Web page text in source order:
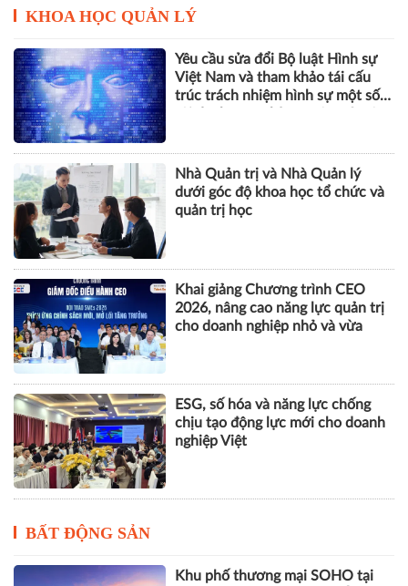
KHOA HỌC QUẢN LÝ
Yêu cầu sửa đổi Bộ luật Hình sự
Việt Nam và tham khảo tái cấu
trúc trách nhiệm hình sự một số
Nhà Quản trị và Nhà Quản lý
dưới góc độ khoa học tổ chức và
quản trị học
Khai giảng Chương trình CEO
2026, nâng cao năng lực quản trị
cho doanh nghiệp nhỏ và vừa
ESG, số hóa và năng lực chống
chịu tạo động lực mới cho doanh
nghiệp Việt
BẤT ĐỘNG SẢN
Khu phố thương mại SOHO tại